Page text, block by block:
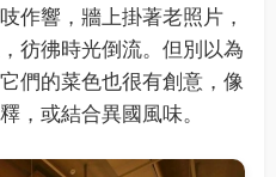
作響，牆上掛著老照片，
彷彿時光倒流。但別以為
們的菜色也很有創意，像
，或結合異國風味。